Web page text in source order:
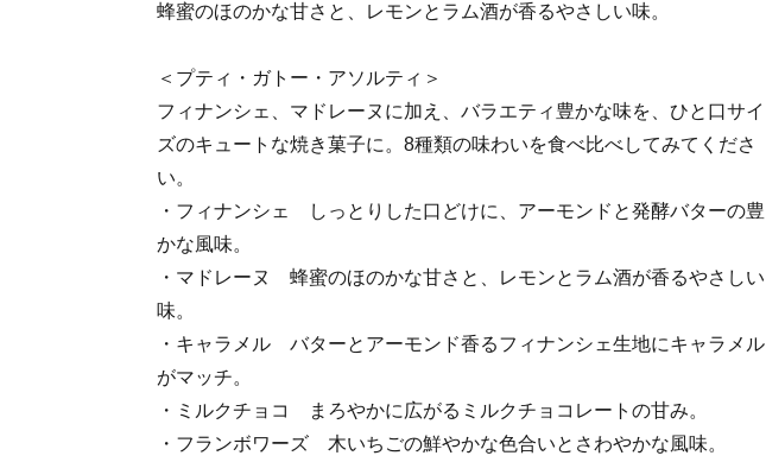
蜂蜜のほのかな甘さと、レモンとラム酒が香るやさしい味。
＜プティ・ガトー・アソルティ＞
フィナンシェ、マドレーヌに加え、バラエティ豊かな味を、ひと口サイ
ズのキュートな焼き菓子に。8種類の味わいを食べ比べしてみてくださ
い。
・フィナンシェ しっとりした口どけに、アーモンドと発酵バターの豊
かな風味。
・マドレーヌ 蜂蜜のほのかな甘さと、レモンとラム酒が香るやさしい
味。
・キャラメル バターとアーモンド香るフィナンシェ生地にキャラメル
がマッチ。
・ミルクチョコ まろやかに広がるミルクチョコレートの甘み。
・フランボワーズ 木いちごの鮮やかな色合いとさわやかな風味。